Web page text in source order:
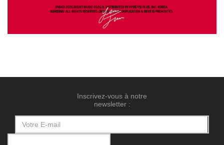
Inscrivez-vous à notre
newsletter :